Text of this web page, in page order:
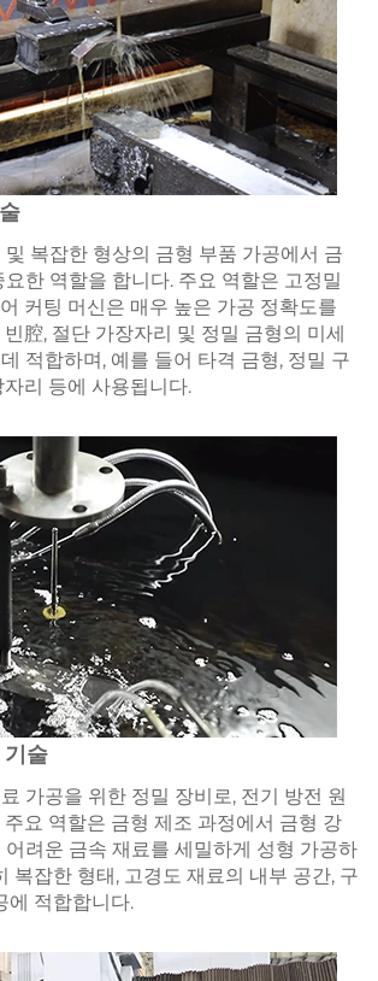
복잡한 형상의 금형 부품 가공에서 금
한 역할을 합니다. 주요 역할은 고정밀
커팅 머신은 매우 높은 가공 정확도를
腔, 절단 가장자리 및 정밀 금형의 미세
적합하며, 예를 들어 타격 금형, 정밀 구
리 등에 사용됩니다.
술
가공을 위한 정밀 장비로, 전기 방전 원
요 역할은 금형 제조 과정에서 금형 강
려운 금속 재료를 세밀하게 성형 가공하
복잡한 형태, 고경도 재료의 내부 공간, 구
에 적합합니다.